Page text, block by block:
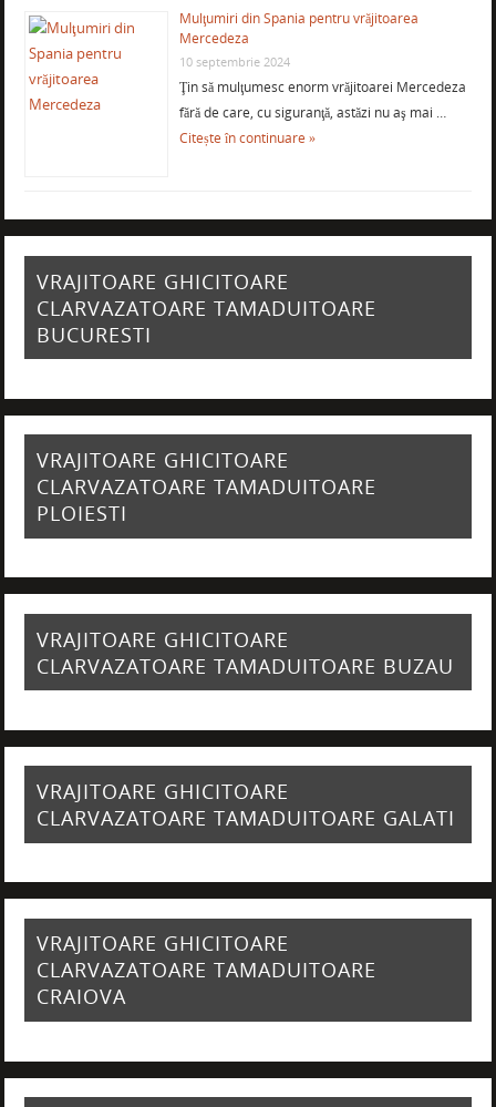
Mulţumiri din Spania pentru vrăjitoarea
Mercedeza
10 septembrie 2024
Ţin să mulţumesc enorm vrăjitoarei Mercedeza
fără de care, cu siguranţă, astăzi nu aş mai …
Citește în continuare »
VRAJITOARE GHICITOARE
CLARVAZATOARE TAMADUITOARE
BUCURESTI
VRAJITOARE GHICITOARE
CLARVAZATOARE TAMADUITOARE
PLOIESTI
VRAJITOARE GHICITOARE
CLARVAZATOARE TAMADUITOARE BUZAU
VRAJITOARE GHICITOARE
CLARVAZATOARE TAMADUITOARE GALATI
VRAJITOARE GHICITOARE
CLARVAZATOARE TAMADUITOARE
CRAIOVA